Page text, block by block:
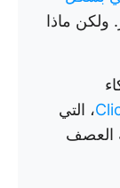
ولكن ماذا
، التي
العصف